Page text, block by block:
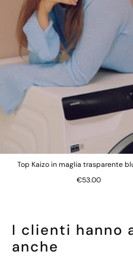
Ritorno al nostro
Restituzioni più rapide,
Visualizza le informazioni
Per motivi igienici e sanitari,
restituibili.
Top Kaizo in maglia trasparente
€53.00
I clienti hanno
anche